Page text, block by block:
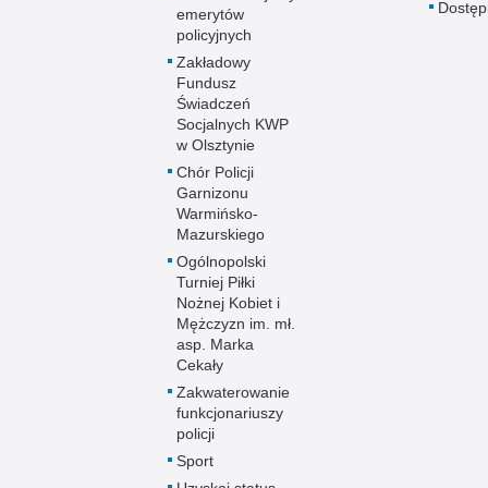
emerytów
policyjnych
Zakładowy
Fundusz
Świadczeń
Socjalnych KWP
w Olsztynie
Chór Policji
Garnizonu
Warmińsko-
Mazurskiego
Ogólnopolski
Turniej Piłki
Nożnej Kobiet i
Mężczyzn im. mł.
asp. Marka
Cekały
Zakwaterowanie
funkcjonariuszy
policji
Sport